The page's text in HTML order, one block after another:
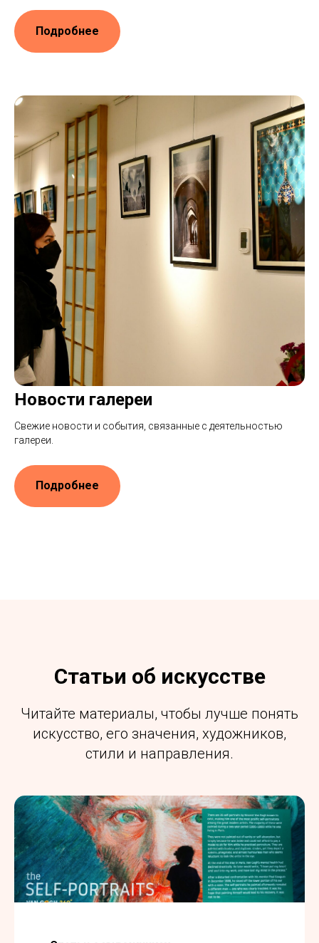
Подробнее
Новости галереи
Свежие новости и события, связанные с деятельностью
галереи.
Подробнее
Статьи об искусстве
Читайте материалы, чтобы лучше понять
искусство, его значения, художников,
стили и направления.